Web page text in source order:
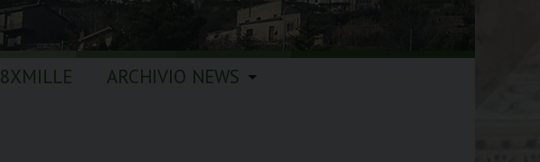
8XMILLE ARCHIVIO NEWS